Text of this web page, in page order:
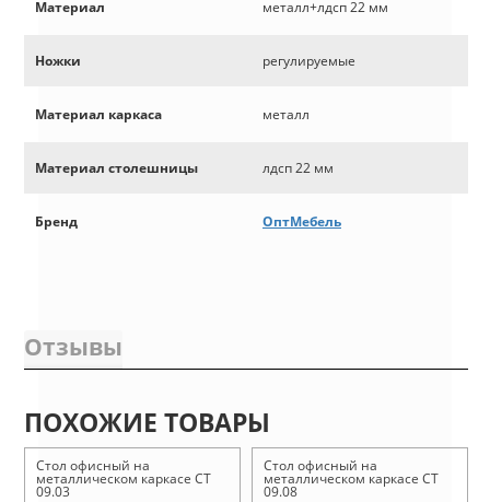
Материал металл+лдсп 22 мм
Ножки регулируемые
Материал каркаса металл
Материал столешницы лдсп 22 мм
Бренд ОптМебель
Отзывы
ПОХОЖИЕ ТОВАРЫ
Стол офисный на
металлическом каркасе СТ
09.03
Стол офисный на
металлическом каркасе СТ
09.08